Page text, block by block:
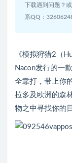
下载遇到问题？
系QQ：
《模拟狩猎2（
Nacon发行的一
全靠打，带上你
拉多及欧洲的森
物之中寻找你的